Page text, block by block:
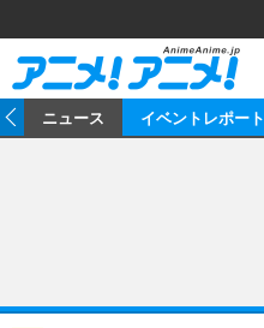
ニュース イベントレポート